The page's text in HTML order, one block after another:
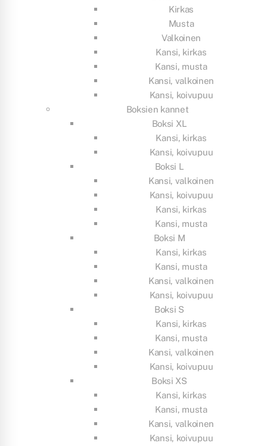
Kirkas
Musta
Valkoinen
Kansi, kirkas
Kansi, musta
Kansi, valkoinen
Kansi, koivupuu
Boksien kannet
Boksi XL
Kansi, kirkas
Kansi, koivupuu
Boksi L
Kansi, valkoinen
Kansi, koivupuu
Kansi, kirkas
Kansi, musta
Boksi M
Kansi, kirkas
Kansi, musta
Kansi, valkoinen
Kansi, koivupuu
Boksi S
Kansi, kirkas
Kansi, musta
Kansi, valkoinen
Kansi, koivupuu
Boksi XS
Kansi, kirkas
Kansi, musta
Kansi, valkoinen
Kansi, koivupuu